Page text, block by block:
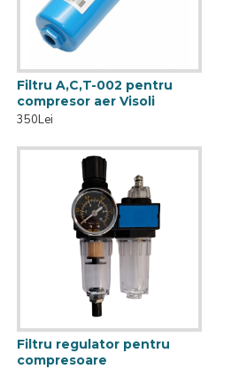
Filtru A,C,T-002 pentru
compresor aer Visoli
350Lei
Filtru regulator pentru
compresoare